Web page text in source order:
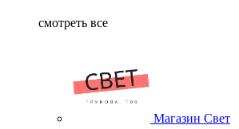
смотреть все
Магазин Свет